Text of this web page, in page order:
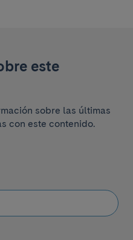
este
sobre las últimas
con este contenido.